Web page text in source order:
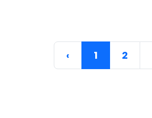
‹ 1 2